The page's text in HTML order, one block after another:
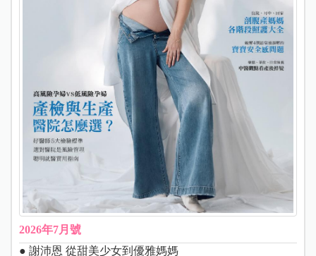
2026年7月號
● 謝沛恩 從甜美少女到優雅媽媽